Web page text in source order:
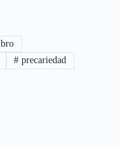
# precariedad